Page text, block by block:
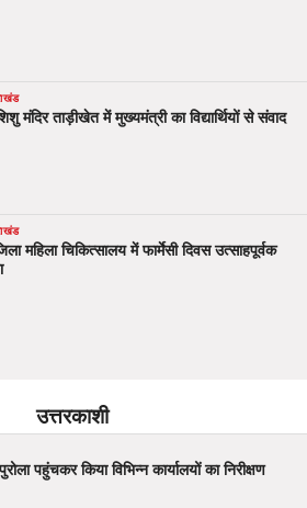
मंदिर ताड़ीखेत में मुख्यमंत्री का विद्यार्थियों से संवाद
महिला चिकित्सालय में फार्मेसी दिवस उत्साहपूर्वक
उत्तरकाशी
पहुंचकर किया विभिन्न कार्यालयों का निरीक्षण